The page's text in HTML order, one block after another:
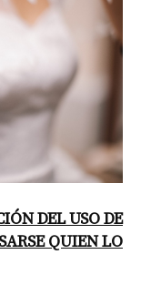
DEL USO DE
QUIEN LO